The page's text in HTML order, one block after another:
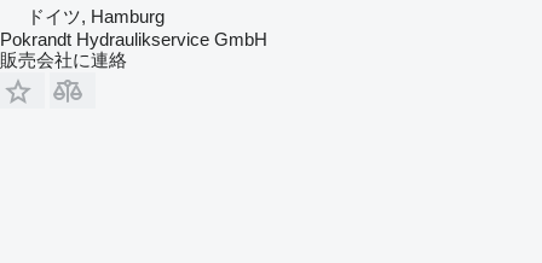
ドイツ, Hamburg
Pokrandt Hydraulikservice GmbH
販売会社に連絡